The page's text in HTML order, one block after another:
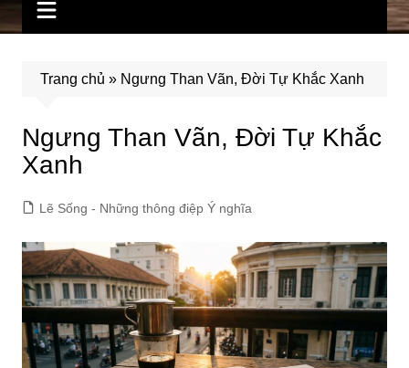
Trang chủ » Ngưng Than Vãn, Đời Tự Khắc Xanh
Ngưng Than Vãn, Đời Tự Khắc
Xanh
Lẽ Sống - Những thông điệp Ý nghĩa